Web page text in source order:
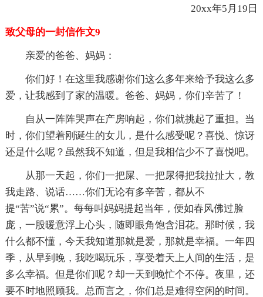
20xx年5月19日
致父母的一封信作文9
亲爱的爸爸、妈妈：
你们好！在这里我感谢你们这么多年来给予我这么多
爱，让我感到了家的温暖。爸爸、妈妈，你们辛苦了！
自从一阵阵哭声在产房响起，你们就挑起了重担。当
时，你们望着刚诞生的女儿，是什么感受呢？喜悦、惊讶
还是什么呢？虽然我不知道，但是我相信少不了喜悦吧。
从那一天起，你们一把屎、一把尿得把我拉扯大，教
我走路、说话……你们无论有多辛苦，都从不
提“苦”说“累”。每每叫妈妈提起当年，便如春风佛过脸
庞，一股暖意浮上心头，随即眼角饱含泪花。那时候，我
什么都不懂，今天我知道那就是爱，那就是幸福。一年四
季，从早到晚，我吃喝玩乐，享受着天上人间的生活，是
多么幸福。但是你们呢？却一天到晚忙个不停。夜里，还
要不时地照顾我。总而言之，你们总是难得空闲的时间。